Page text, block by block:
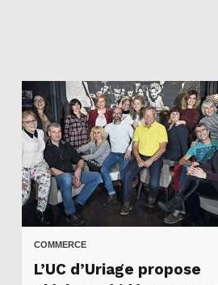
COMMERCE
L’UC d’Uriage propose